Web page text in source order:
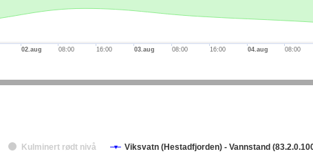
Kulminert rødt nivå Viksvatn (Hestadfjorden) - Vannstand
02.aug 08:00 16:00 03.aug 08:00 16:00 04.aug 08:00